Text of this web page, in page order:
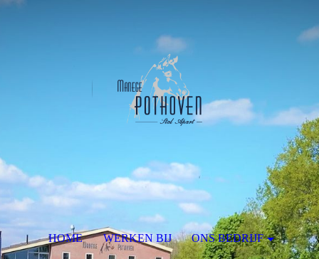
HOME WERKEN BIJ ONS BEDRIJF